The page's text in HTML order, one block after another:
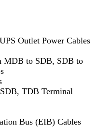
Outlet Power Cables
MDB to SDB, SDB to
TDB Terminal
Bus (EIB) Cables